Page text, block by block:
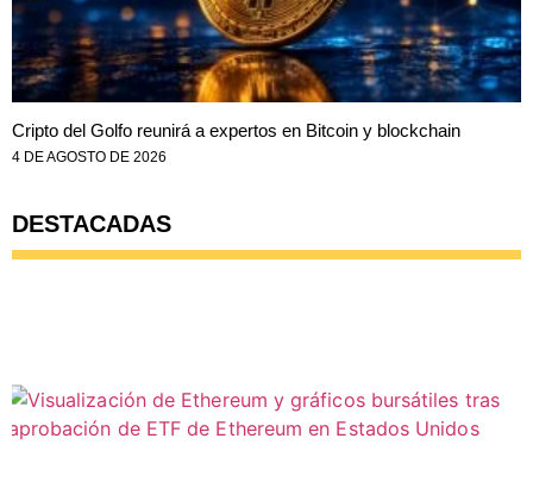
Cripto del Golfo reunirá a expertos en Bitcoin y blockchain
4 DE AGOSTO DE 2026
DESTACADAS